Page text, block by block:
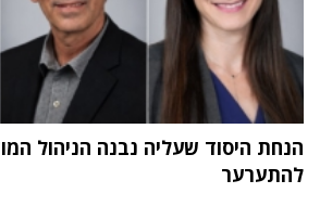
הנחת היסוד שעליה נבנה הניהול
להתערער